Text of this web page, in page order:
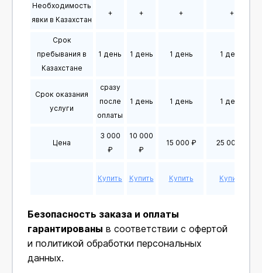
Необходимость
явки в Казахстан
+ + + +
Срок
пребывания в
Казахстане
1 день 1 день 1 день 1 день
Срок оказания
услуги
сразу
после
оплаты
1 день 1 день 1 день
Цена
3 000
₽
10 000
₽
15 000 ₽ 25 000 ₽
Купить Купить Купить Купить
Безопасность заказа и оплаты
гарантированы в соответствии с офертой
и политикой обработки персональных
данных.